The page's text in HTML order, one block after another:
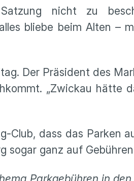
nicht zu
bliebe beim Alten –
Der Präsident des
„Zwickau hätte
Club, dass das Parken
sogar ganz auf